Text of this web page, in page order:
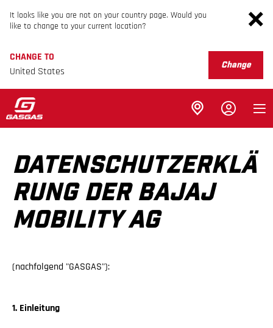
It looks like you are not on your country page. Would you
like to change to your current location?
CHANGE TO
United States
Change
DATENSCHUTZERKLÄ
RUNG DER BAJAJ
MOBILITY AG
(nachfolgend "GASGAS"):
1. Einleitung